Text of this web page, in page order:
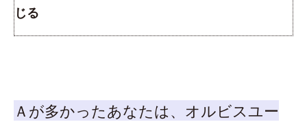
じる
Ａが多かったあなたは、オルビスユー